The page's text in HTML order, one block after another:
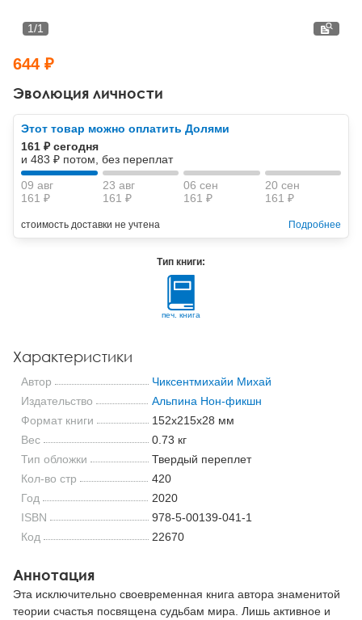
Другие направления психотерапии
Классический, эриксоновский гипноз и НЛП
НЛП
Социальная психология
Классический и юнгианский психоанализ
Эволюция личности
1/1
644 ₽
Этот товар можно оплатить Долями
161 ₽ сегодня
и 483 ₽ потом, без переплат
09 авг
161 ₽
23 авг
161 ₽
06 сен
161 ₽
20 сен
161 ₽
стоимость доставки не учтена Подробнее
Тип книги:
печ. книга
Характеристики
Автор
Чиксентмихайи Михай
Издательство
Альпина Нон-фикшн
Формат книги
152x215x28 мм
Вес
0.73 кг
Тип обложки
Твердый переплет
Кол-во стр
420
Год
2020
ISBN
978-5-00139-041-1
Код
22670
Аннотация
Эта исключительно своевременная книга автора знаменитой
теории счастья посвящена судьбам мира. Лишь активное и